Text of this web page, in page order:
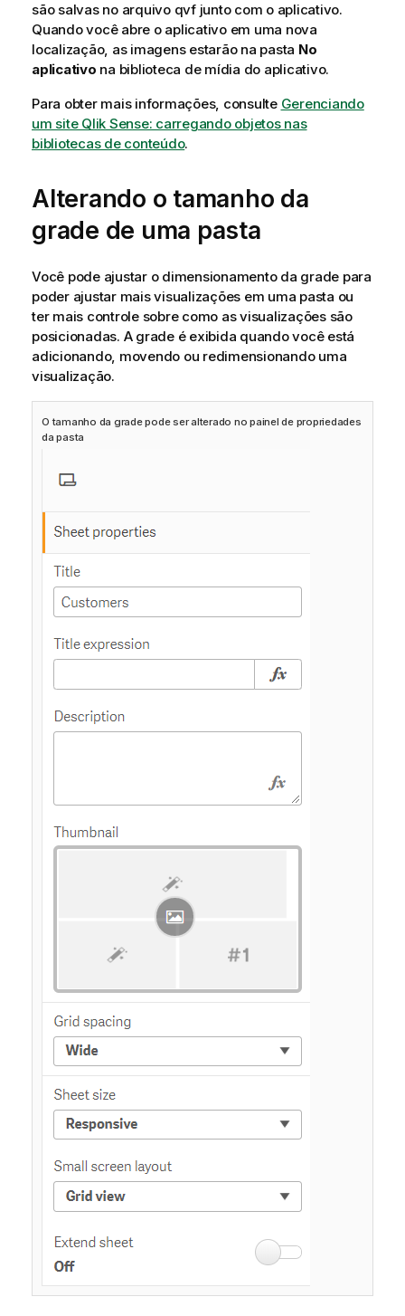
são salvas no arquivo qvf junto com o aplicativo.
Quando você abre o aplicativo em uma nova
localização, as imagens estarão na pasta No
aplicativo na biblioteca de mídia do aplicativo.
Para obter mais informações, consulte Gerenciando
um site Qlik Sense: carregando objetos nas
bibliotecas de conteúdo.
Alterando o tamanho da
grade de uma pasta
Você pode ajustar o dimensionamento da grade para
poder ajustar mais visualizações em uma pasta ou
ter mais controle sobre como as visualizações são
posicionadas. A grade é exibida quando você está
adicionando, movendo ou redimensionando uma
visualização.
O tamanho da grade pode ser alterado no painel de propriedades
da pasta